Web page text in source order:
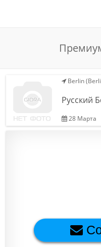
Berlin
Русский
28 Марта